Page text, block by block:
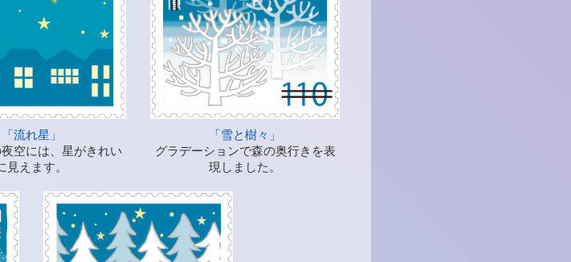
「流れ星」
空には、星がきれい
見えます。
「雪と樹々」
グラデーションで森の奥行きを表
現しました。